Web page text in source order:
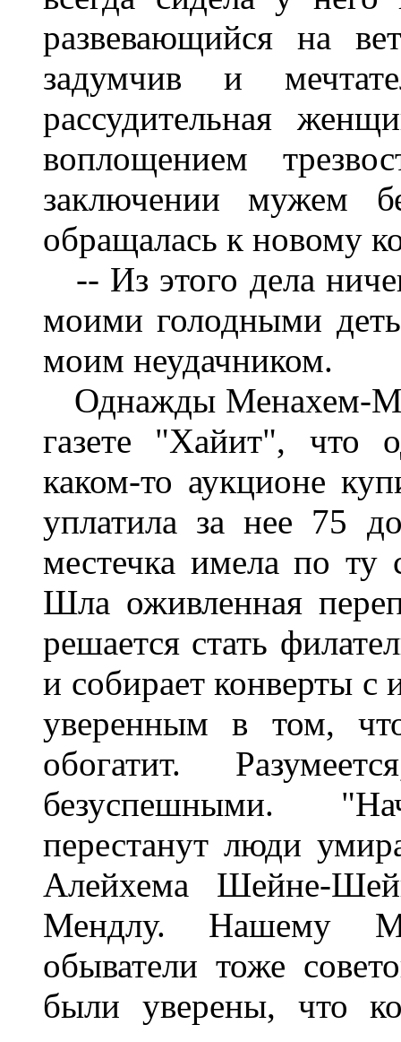
развевающийся на
задумчив и
рассудительная
воплощением
заключении мужем
обращалась к новому
-- Из этого дела
моими голодными
моим неудачником.
Однажды Менахем-
газете "Хайит", что
каком-то аукционе
уплатила за нее 75
местечка имела по ту
Шла оживленная
решается стать
и собирает конверты
уверенным в том,
обогатит.
безуспешными.
перестанут люди
Алейхема Шейне-
Мендлу. Нашему
обыватели тоже
были уверены, что